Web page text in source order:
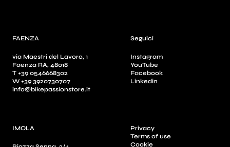
FAENZA
via Maestri del Lavoro, 1
Faenza RA, 48018
T +39 0546668302
W +39 3920730707
info@bikepassionstore.it
IMOLA
Seguici
Instagram
YouTube
Facebook
Linkedin
Privacy
Terms of use
Cookie